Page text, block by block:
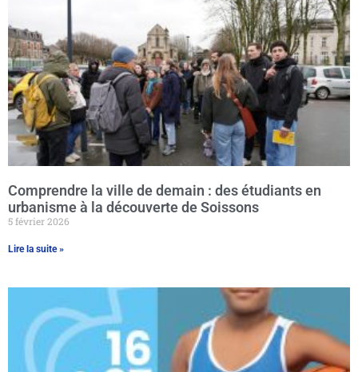
Comprendre la ville de demain : des étudiants en
urbanisme à la découverte de Soissons
5 février 2026
Lire la suite »